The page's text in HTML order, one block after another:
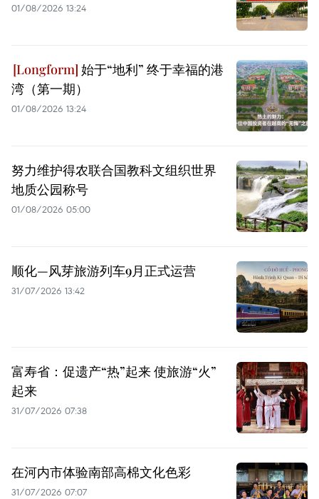
01/08/2026 13:24
始于“地利” 终于幸福的港
湾（第一期）
01/08/2026 13:24
努力维护得农联合国教科文组织世界
地质公园称号
01/08/2026 05:00
顺化—风芽旅游列车9月正式运营
31/07/2026 13:42
富寿省：促遗产“热”起来 使旅游“火”
起来
31/07/2026 07:38
在河内市体验南部高棉文化色彩
31/07/2026 07:07